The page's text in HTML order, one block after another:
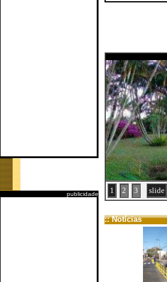
publicidade 1 2 3 slide
:: Notícias